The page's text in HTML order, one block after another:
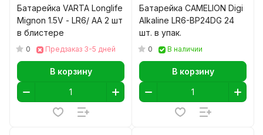
Батарейка VARTA Longlife
Mignon 1.5V - LR6/ AA 2 шт
в блистере
0 Предзаказ 3-5 дней
В корзину
Батарейка CAMELION Digi
Alkaline LR6-BP24DG 24
шт. в упак.
0 В наличии
В корзину